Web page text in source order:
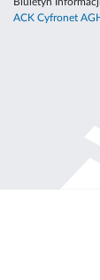
ACK Cyfronet